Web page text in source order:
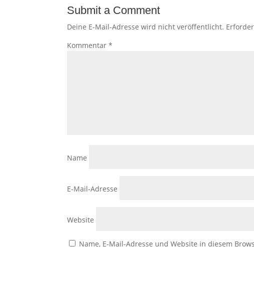
Submit a Comment
Deine E-Mail-Adresse wird nicht veröffentlicht.
Kommentar*
Name
E-Mail-Adresse
Website
Name, E-Mail-Adresse und Website in diesem